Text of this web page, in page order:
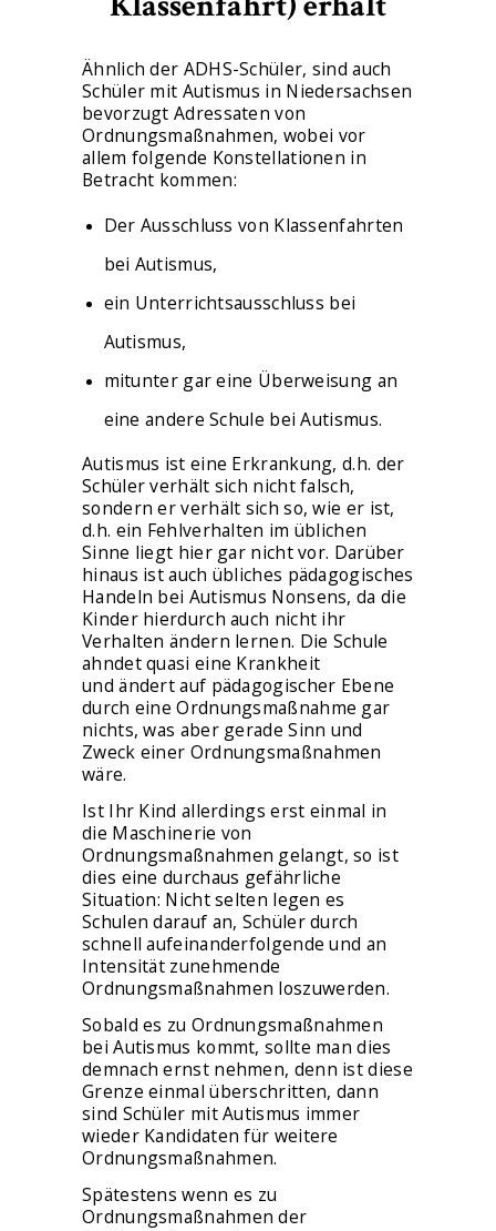
Ähnlich der ADHS-Schüler, sind auch
Schüler mit Autismus in Niedersachsen
bevorzugt Adressaten von
Ordnungsmaßnahmen, wobei vor
allem folgende Konstellationen in
Betracht kommen:
Der Ausschluss von Klassenfahrten
bei Autismus,
ein Unterrichtsausschluss bei
Autismus,
mitunter gar eine Überweisung an
eine andere Schule bei Autismus.
Autismus ist eine Erkrankung, d.h. der
Schüler verhält sich nicht falsch,
sondern er verhält sich so, wie er ist,
d.h. ein Fehlverhalten im üblichen
Sinne liegt hier gar nicht vor. Darüber
hinaus ist auch übliches pädagogisches
Handeln bei Autismus Nonsens, da die
Kinder hierdurch auch nicht ihr
Verhalten ändern lernen. Die Schule
ahndet quasi eine Krankheit
und ändert auf pädagogischer Ebene
durch eine Ordnungsmaßnahme gar
nichts, was aber gerade Sinn und
Zweck einer Ordnungsmaßnahmen
wäre.
Ist Ihr Kind allerdings erst einmal in
die Maschinerie von
Ordnungsmaßnahmen gelangt, so ist
dies eine durchaus gefährliche
Situation: Nicht selten legen es
Schulen darauf an, Schüler durch
schnell aufeinanderfolgende und an
Intensität zunehmende
Ordnungsmaßnahmen loszuwerden.
Sobald es zu Ordnungsmaßnahmen
bei Autismus kommt, sollte man dies
demnach ernst nehmen, denn ist diese
Grenze einmal überschritten, dann
sind Schüler mit Autismus immer
wieder Kandidaten für weitere
Ordnungsmaßnahmen.
Spätestens wenn es zu
Ordnungsmaßnahmen der